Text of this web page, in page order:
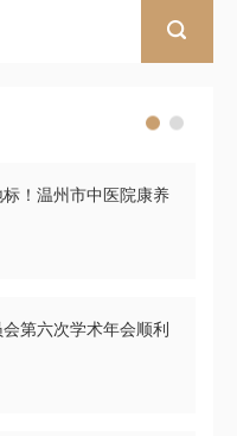
！温州市中医院康养
第六次学术年会顺利